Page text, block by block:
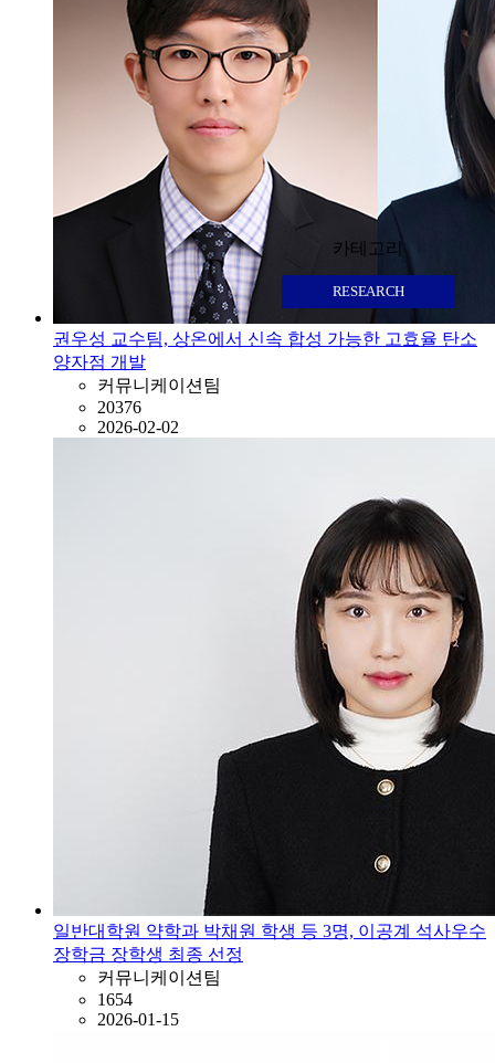
카테고리
RESEARCH
권우성 교수팀, 상온에서 신속 합성 가능한 고효율 탄소
양자점 개발
커뮤니케이션팀
20376
2026-02-02
일반대학원 약학과 박채원 학생 등 3명, 이공계 석사우수
장학금 장학생 최종 선정
커뮤니케이션팀
1654
2026-01-15